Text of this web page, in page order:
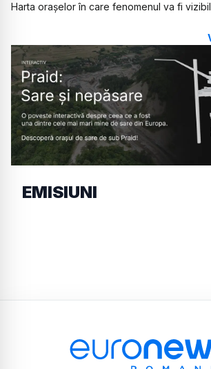
Harta orașelor în care fenomenul va fi vizibil
EMISIUNI